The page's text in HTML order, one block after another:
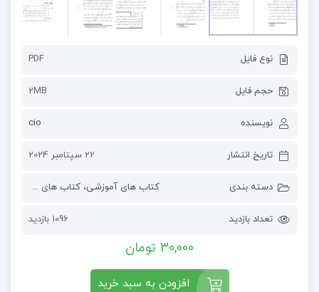
نوع فایل PDF
حجم فایل 2MB
نویسنده cio
تاریخ انتشار 22 سپتامبر 2024
دسته بندی کتاب های آموزشی، کتاب های درسی و دانشگاهی
تعداد بازدید 1096 بازدید
30,000 تومان
افزودن به سبد خرید